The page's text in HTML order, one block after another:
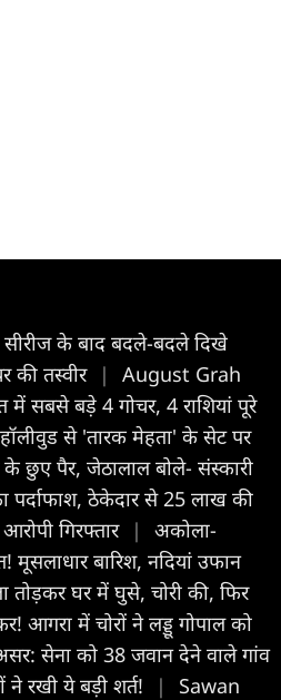
के बाद बदले-बदले दिखे
की तस्वीर |
August Grah
सबसे बड़े 4 गोचर, 4 राशियां पूरे
हॉलीवुड से 'तारक मेहता' के सेट पर
छुए पैर, जेठालाल बोले- संस्कारी
पर्दाफाश, ठेकेदार से 25 लाख की
गिरफ्तार |
अकोला-
बारिश, नदियां उफान
तोड़कर घर में घुसे, चोरी की, फिर
आगरा में चोरों ने लड्डू गोपाल को
सेना को 38 जवान देने वाले गांव
ने रखी ये बड़ी शर्त!
|
Sawan